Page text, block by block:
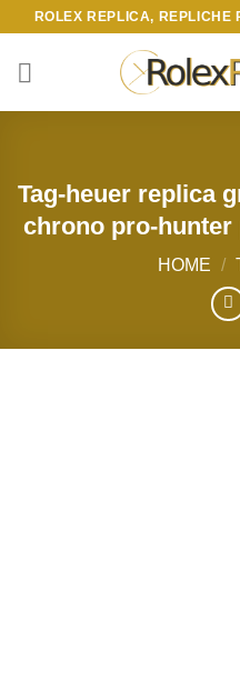
content
ROLEX REPLICA, REPLICHE
Tag-heuer replica
chrono pro-
HOME /